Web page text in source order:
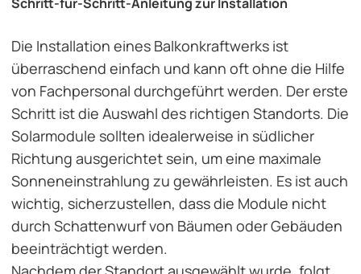
Die Installation eines Balkonkraftwerks ist
überraschend einfach und kann oft ohne die Hilfe
von Fachpersonal durchgeführt werden. Der erste
Schritt ist die Auswahl des richtigen Standorts. Die
Solarmodule sollten idealerweise in südlicher
Richtung ausgerichtet sein, um eine maximale
Sonneneinstrahlung zu gewährleisten. Es ist auch
wichtig, sicherzustellen, dass die Module nicht
durch Schattenwurf von Bäumen oder Gebäuden
beeinträchtigt werden.